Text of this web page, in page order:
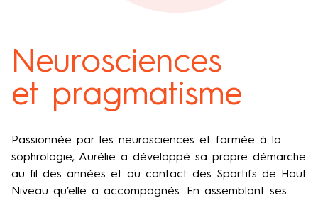
Neurosciences
et pragmatisme
Passionnée par les neurosciences et formée à la
sophrologie, Aurélie a développé sa propre démarche
au fil des années et au contact des Sportifs de Haut
Niveau qu’elle a accompagnés. En assemblant ses